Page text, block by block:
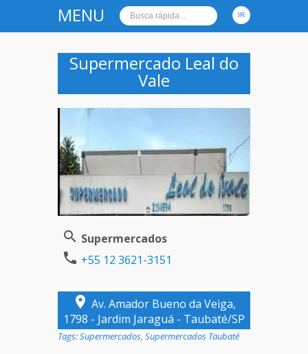
MENU
Supermercado Leal do
Vale
Supermercados
+55 12 3621-3151
Av. Amador Bueno da Veiga,
1798 - Jardim Jaraguá - Taubaté/SP
Tags:Supermercados, Supermercados Taubaté